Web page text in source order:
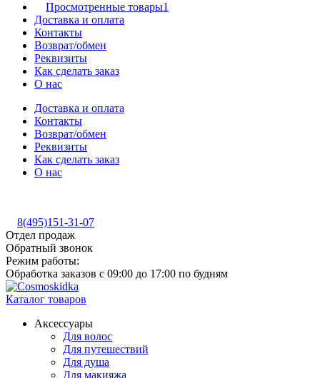
Просмотренные товары1
Доставка и оплата
Контакты
Возврат/обмен
Реквизиты
Как сделать заказ
О нас
Доставка и оплата
Контакты
Возврат/обмен
Реквизиты
Как сделать заказ
О нас
8(495)151-31-07
Отдел продаж
Обратный звонок
Режим работы:
Обработка заказов с 09:00 до 17:00 по будням
Каталог товаров
Аксессуары
Для волос
Для путешествий
Для душа
Для макияжа